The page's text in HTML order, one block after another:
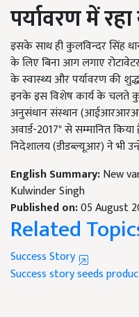
पर्यावरणमेंरहा
इसके साथ ही कुलविन्दर सिंह
के लिए बिना आग लगाए
के स्वास्थ्य और पर्यावरण की
इनके इस विशेष कार्य के चलते
अनुसंधान संस्थान
अवार्ड-2017" से सम्मानित
निदेशालय (डीडब्ल्यूआर) ने भी
English Summary:New
Kulwinder Singh
Published on:05 August
Related
Success Story
Success storyseeds